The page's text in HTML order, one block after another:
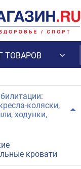
ТОВАРОВ
коляски,
ходунки,
кровати